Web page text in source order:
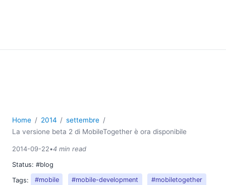
Home 2014
settembre
La versione beta 2 di MobileTogether è ora disponibile
2014-09-22•4 min read
Status: #blog
Tags:
#mobile #mobile-development #mobiletogether